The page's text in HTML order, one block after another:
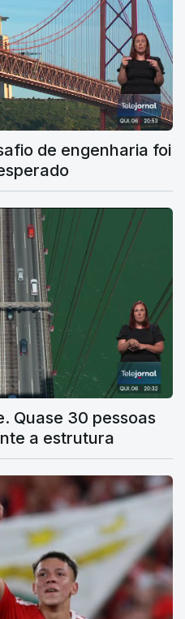
de engenharia foi
Quase 30 pessoas
a estrutura